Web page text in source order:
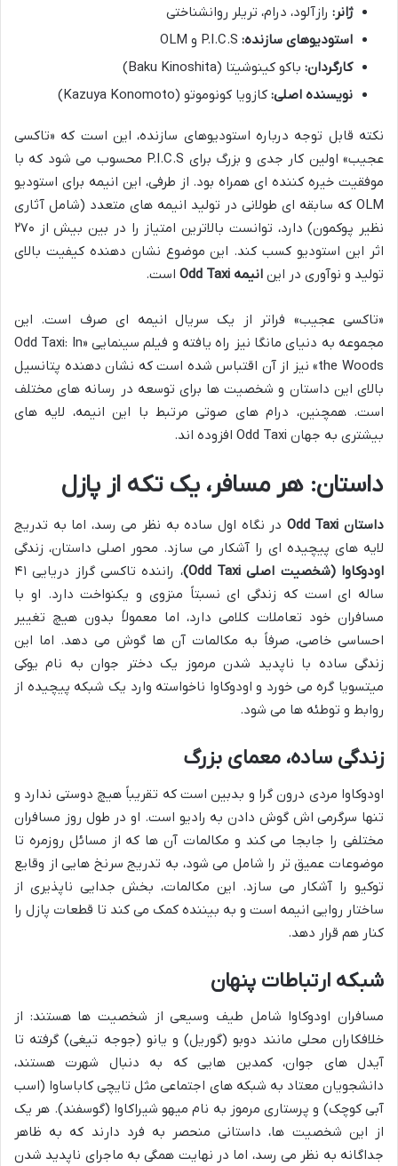
ژانر: رازآلود، درام، تریلر روانشناختی
استودیوهای سازنده:
کارگردان: باکو کینوشیتا (Baku Kinoshita)
نویسنده اصلی: کازویا کونوموتو (Kazuya Konomoto)
نکته قابل توجه درباره استودیوهای سازنده، این است که «تاکسی
عجیب» اولین کار جدی و بزرگ برای P.I.C.S محسوب می شود که با
موفقیت خیره کننده ای همراه بود. از طرفی، این انیمه برای استودیو
OLM که سابقه ای طولانی در تولید انیمه های متعدد (شامل آثاری
نظیر پوکمون) دارد، توانست بالاترین امتیاز را در بین بیش از ۲۷۰
اثر این استودیو کسب کند. این موضوع نشان دهنده کیفیت بالای
تولید و نوآوری در این انیمه Odd Taxi است.
«تاکسی عجیب» فراتر از یک سریال انیمه ای صرف است. این
مجموعه به دنیای مانگا نیز راه یافته و فیلم سینمایی «Odd Taxi: In
the Woods» نیز از آن اقتباس شده است که نشان دهنده پتانسیل
بالای این داستان و شخصیت ها برای توسعه در رسانه های مختلف
است. همچنین، درام های صوتی مرتبط با این انیمه، لایه های
بیشتری به جهان Odd Taxi افزوده اند.
داستان: هر مسافر، یک تکه از پازل
داستان Odd Taxi
در نگاه اول ساده به نظر می رسد، اما به تدریج
لایه های پیچیده ای را آشکار می سازد. محور اصلی داستان، زندگی
اودوکاوا (شخصیت اصلی Odd Taxi)
، راننده تاکسی گراز دریایی ۴۱
ساله ای است که زندگی ای نسبتاً منزوی و یکنواخت دارد. او با
مسافران خود تعاملات کلامی دارد، اما معمولاً بدون هیچ تغییر
احساسی خاصی، صرفاً به مکالمات آن ها گوش می دهد. اما این
زندگی ساده با ناپدید شدن مرموز یک دختر جوان به نام یوکی
میتسویا گره می خورد و اودوکاوا ناخواسته وارد یک شبکه پیچیده از
روابط و توطئه ها می شود.
زندگی ساده، معمای بزرگ
اودوکاوا مردی درون گرا و بدبین است که تقریباً هیچ دوستی ندارد و
تنها سرگرمی اش گوش دادن به رادیو است. او در طول روز مسافران
مختلفی را جابجا می کند و مکالمات آن ها که از مسائل روزمره تا
موضوعات عمیق تر را شامل می شود، به تدریج سرنخ هایی از وقایع
توکیو را آشکار می سازد. این مکالمات، بخش جدایی ناپذیری از
ساختار روایی انیمه است و به بیننده کمک می کند تا قطعات پازل را
کنار هم قرار دهد.
شبکه ارتباطات پنهان
مسافران اودوکاوا شامل طیف وسیعی از شخصیت ها هستند: از
خلافکاران محلی مانند دوبو (گوریل) و یانو (جوجه تیغی) گرفته تا
آیدل های جوان، کمدین هایی که به دنبال شهرت هستند،
دانشجویان معتاد به شبکه های اجتماعی مثل تایچی کاباساوا (اسب
آبی کوچک) و پرستاری مرموز به نام میهو شیراکاوا (گوسفند). هر یک
از این شخصیت ها، داستانی منحصر به فرد دارند که به ظاهر
جداگانه به نظر می رسد، اما در نهایت همگی به ماجرای ناپدید شدن